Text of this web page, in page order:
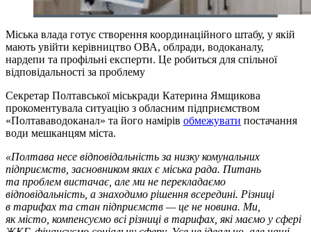
Міська влада готує створення координаційного штабу, у якій
мають увійти керівництво ОВА, облради, водоканалу,
нардепи та профільні експерти. Це робиться для спільної
відповідальності за проблему
Секретар Полтавської міськради Катерина Ямщикова
прокоментувала ситуацію з обласним підприємством
«Полтававодоканал» та його намірів обмежувати постачання
води мешканцям міста.
«Полтава несе відповідальність за низку комунальних
підприємств, засновником яких є міська рада. Питань
та проблем вистачає, але ми не перекладаємо
відповідальність, а знаходимо рішення всередині. Різниці
в тарифах та стан підприємств — це не новина. Ми,
як місто, компенсуємо всі різниці в тарифах, які маємо у сфері